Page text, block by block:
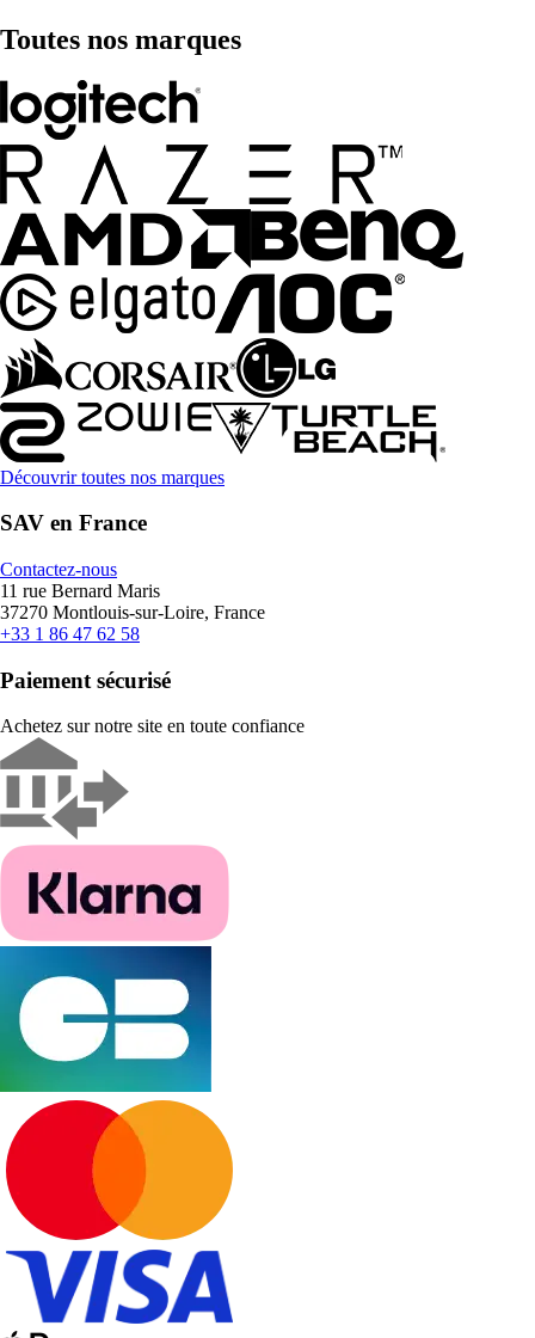
Toutes nos marques
Découvrir toutes nos marques
SAV en France
Contactez-nous
11 rue Bernard Maris
37270 Montlouis-sur-Loire, France
+33 1 86 47 62 58
Paiement sécurisé
Achetez sur notre site en toute confiance